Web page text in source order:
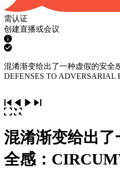
需认证
创建直播或会议
混淆渐变给出了一种虚假的安全
DEFENSES TO ADVERSARIAL
混淆渐变给出
全感：